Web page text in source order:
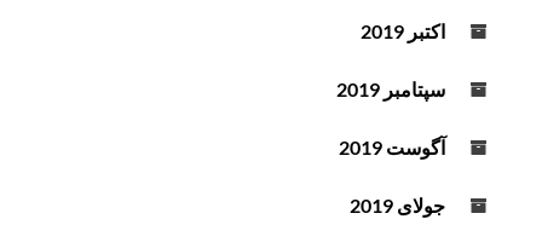
اکتبر 2019
سپتامبر 2019
آگوست 2019
جولای 2019